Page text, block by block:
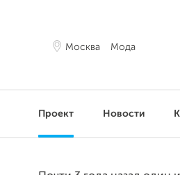
Москва Мода
Проект Новости